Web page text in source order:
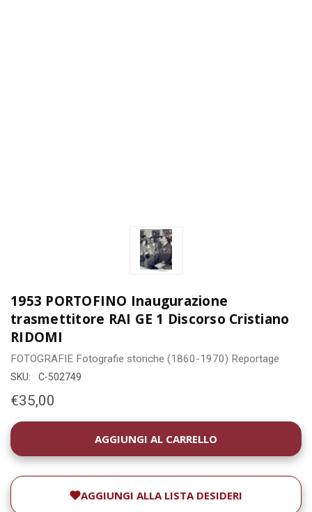
1953 PORTOFINO Inaugurazione
trasmettitore RAI GE 1 Discorso Cristiano
RIDOMI
FOTOGRAFIE Fotografie storiche (1860-1970) Reportage
SKU: C-502749
€35,00
DISPONIBILITÀ
ATTUALE:
AGGIUNGI ALLA LISTA DESIDERI